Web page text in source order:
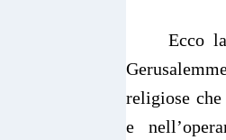
Ecco
religiose che
e